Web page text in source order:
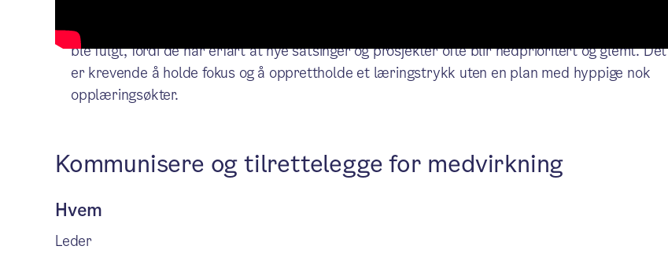
Noe av det som kom tydeligst frem i pilotprosjektet var at ansatte ønsket en plan og at planen
ble fulgt, fordi de har erfart at nye satsinger og prosjekter ofte blir nedprioritert og glemt. Det
er krevende å holde fokus og å opprettholde et læringstrykk uten en plan med hyppige nok
opplæringsøkter.
Kommunisere og tilrettelegge for medvirkning
Hvem
Leder